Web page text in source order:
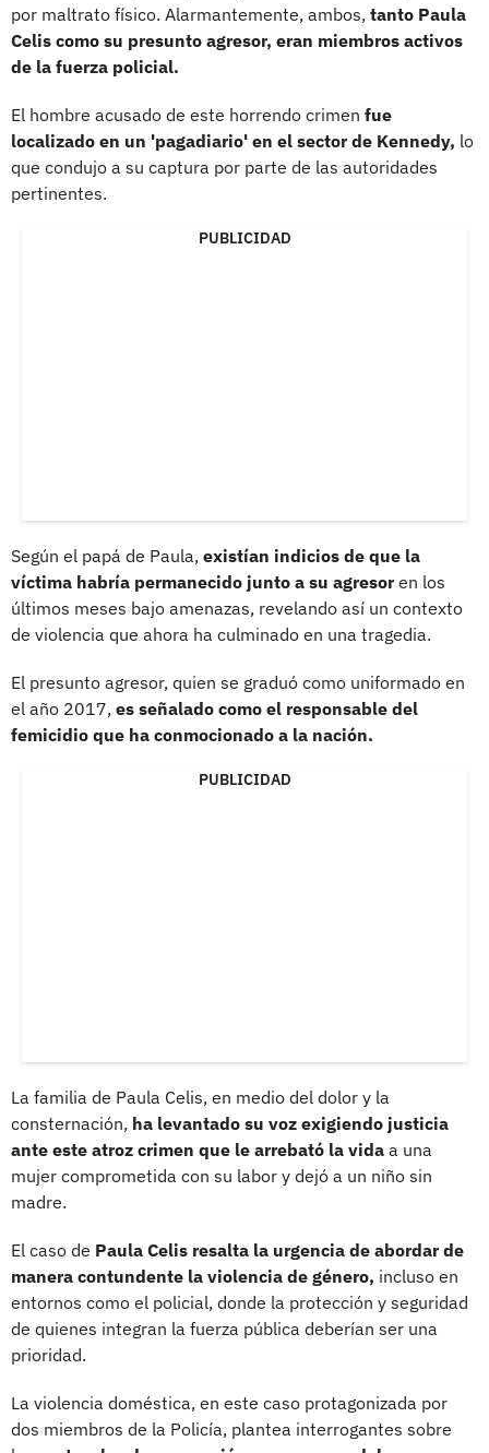
por maltrato físico. Alarmantemente, ambos, tanto Paula
Celis como su presunto agresor, eran miembros activos
de la fuerza policial.
El hombre acusado de este horrendo crimen fue
localizado en un 'pagadiario' en el sector de Kennedy, lo
que condujo a su captura por parte de las autoridades
pertinentes.
PUBLICIDAD
Según el papá de Paula, existían indicios de que la
víctima habría permanecido junto a su agresoren los
últimos meses bajo amenazas, revelando así un contexto
de violencia que ahora ha culminado en una tragedia.
El presunto agresor, quien se graduó como uniformado en
el año 2017, es señalado como el responsable del
femicidio que ha conmocionado a la nación.
PUBLICIDAD
La familia de Paula Celis, en medio del dolor y la
consternación, ha levantado su voz exigiendo justicia
ante este atroz crimen que le arrebató la vida a una
mujer comprometida con su labor y dejó a un niño sin
madre.
El caso de Paula Celis resalta la urgencia de abordar de
manera contundente la violencia de género, incluso en
entornos como el policial, donde la protección y seguridad
de quienes integran la fuerza pública deberían ser una
prioridad.
La violencia doméstica, en este caso protagonizada por
dos miembros de la Policía, plantea interrogantes sobre